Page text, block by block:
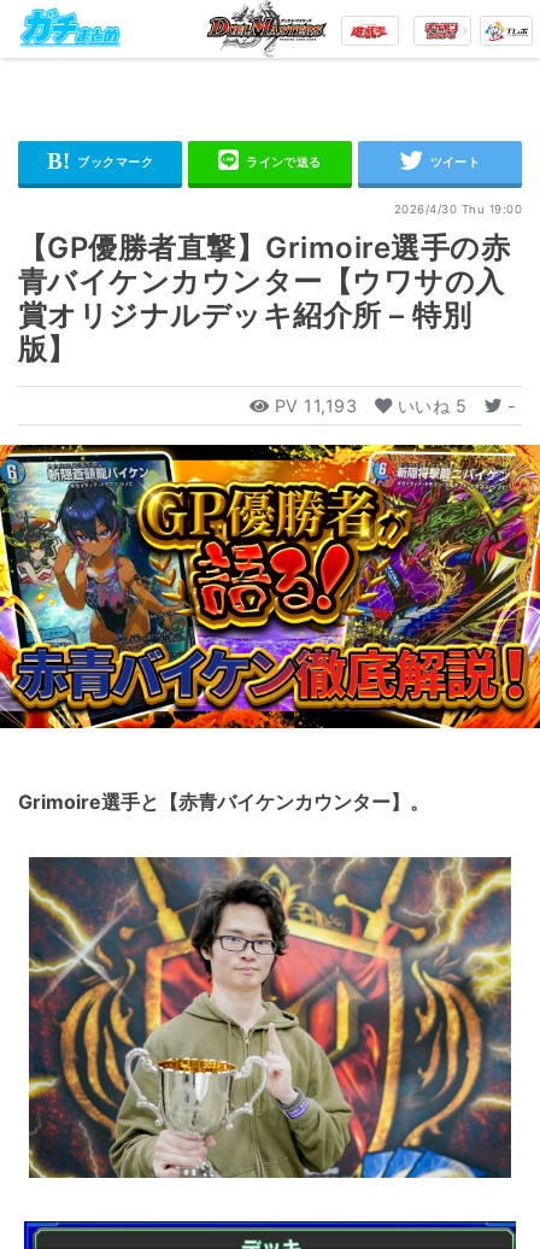
2026/4/30 Thu 19:00
【GP優勝者直撃】Grimoire選手の赤
青バイケンカウンター【ウワサの入
賞オリジナルデッキ紹介所 – 特別
版】
PV 11,193 いいね 5 -
Grimoire選手と【赤青バイケンカウンター】。